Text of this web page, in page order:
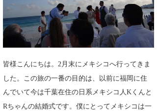
皆様こんにちは。 2 月末にメキシコへ行ってきま
した。この旅の一番の目的は、以前に福岡に住
んでいて今は千葉在住の日系メキシコ人K くんと
Rちゃんの結婚式です。僕にとってメキシコは一
伊豆
千葉南
四国
沖縄
ルール＆How to
VOTE!